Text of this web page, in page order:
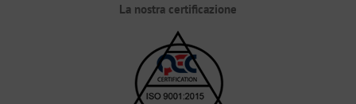
La nostra certificazione